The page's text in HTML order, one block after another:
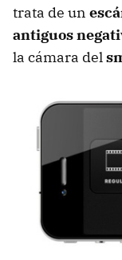
trata de un
antiguos
la cámara del